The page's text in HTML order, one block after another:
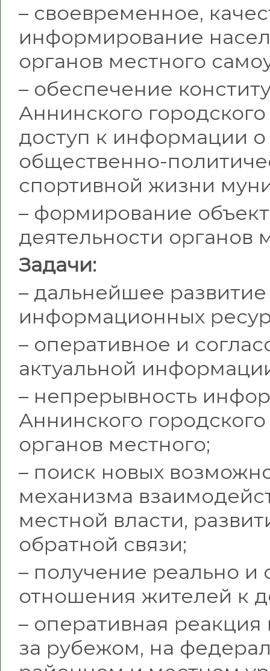
– своевременное,
информирование
органов местного
– обеспечение
Аннинского
доступ к информации
общественно-
спортивной жизни
– формирование
деятельности органов
Задачи:
– дальнейшее
информационных
– оперативное и
актуальной
– непрерывность
Аннинского
органов местного;
– поиск новых
механизма
местной власти,
обратной связи;
– получение реально
отношения жителей к
– оперативная
за рубежом, на